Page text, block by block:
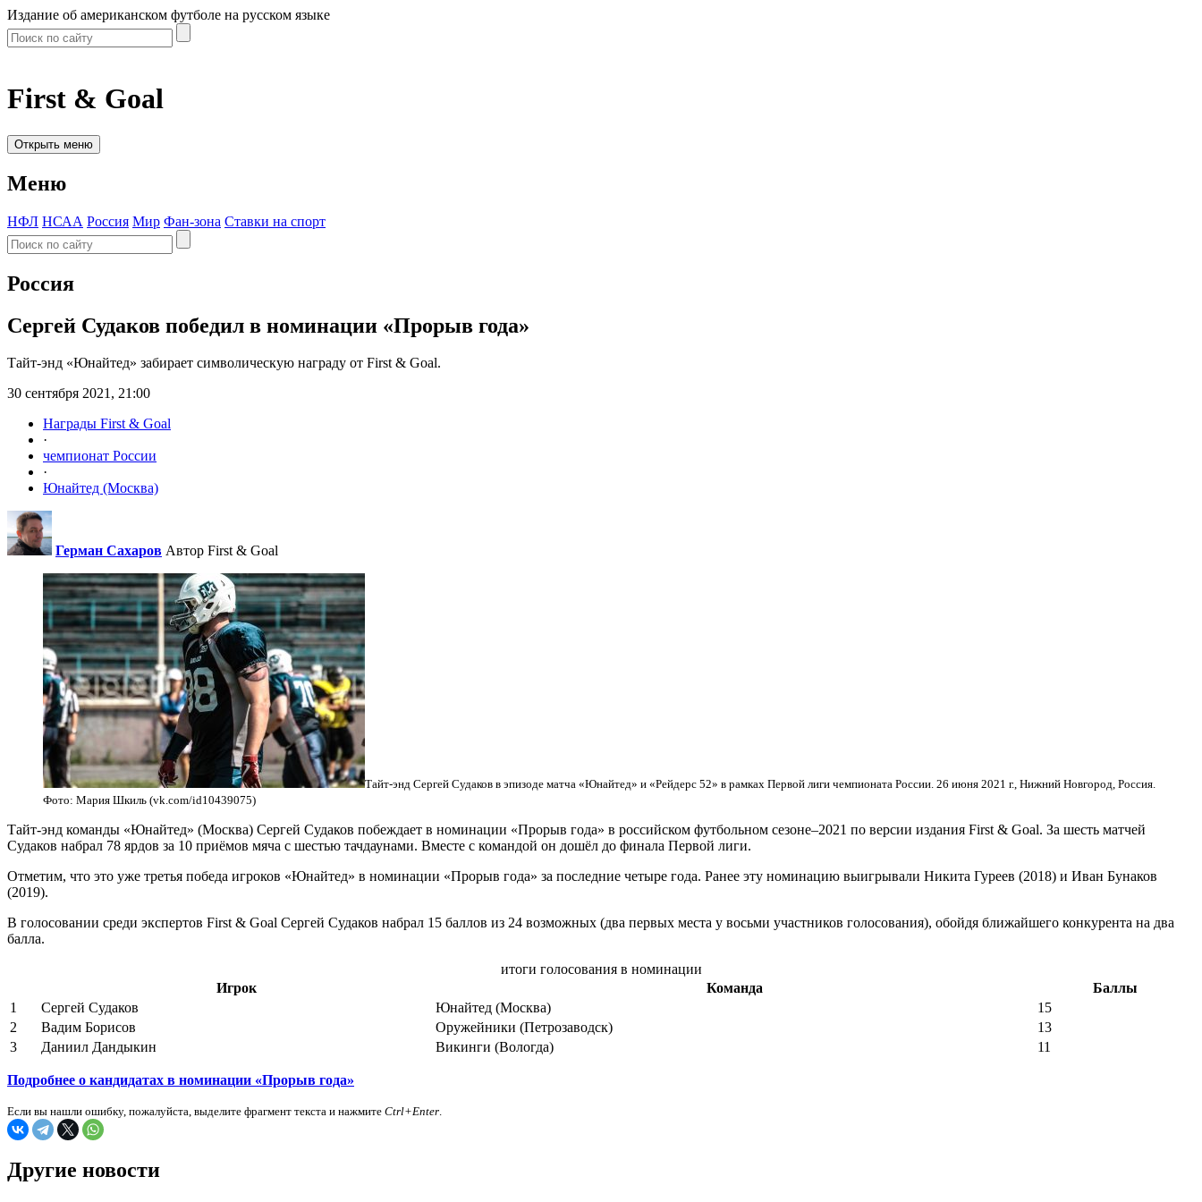
Издание об американском футболе на русском языке
First & Goal
Открыть меню
Меню
НФЛ НСАА Россия Мир Фан-зона Ставки на спорт
Россия
Сергей Судаков победил в номинации «Прорыв года»
Тайт-энд «Юнайтед» забирает символическую награду от First & Goal.
30 сентября 2021, 21:00
Награды First & Goal
·
чемпионат России
·
Юнайтед (Москва)
Герман Сахаров Автор First & Goal
Тайт-энд Сергей Судаков в эпизоде матча «Юнайтед» и «Рейдерс 52» в рамках Первой лиги чемпионата России. 26 июня 2021 г., Нижний Новгород, Россия.
Фото: Мария Шкиль (vk.com/id10439075)
Тайт-энд команды «Юнайтед» (Москва) Сергей Судаков побеждает в номинации «Прорыв года» в российском футбольном сезоне–2021 по версии издания First & Goal. За шесть матчей
Судаков набрал 78 ярдов за 10 приёмов мяча с шестью тачдаунами. Вместе с командой он дошёл до финала Первой лиги.
Отметим, что это уже третья победа игроков «Юнайтед» в номинации «Прорыв года» за последние четыре года. Ранее эту номинацию выигрывали Никита Гуреев (2018) и Иван Бунаков
(2019).
В голосовании среди экспертов First & Goal Сергей Судаков набрал 15 баллов из 24 возможных (два первых места у восьми участников голосования), обойдя ближайшего конкурента на два
балла.
итоги голосования в номинации
Игрок
Команда
Баллы
1
Сергей Судаков Юнайтед (Москва)
15
2
Вадим Борисов Оружейники (Петрозаводск)
13
3
Даниил Дандыкин Викинги (Вологда) 11
Подробнее о кандидатах в номинации «Прорыв года»
Если вы нашли ошибку, пожалуйста, выделите фрагмент текста и нажмите Ctrl+Enter.
Другие новости